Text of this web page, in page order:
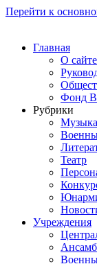
Перейти к
Главная
О сайте
Фонд
Рубрики
Музыка
Театр
Учреждения